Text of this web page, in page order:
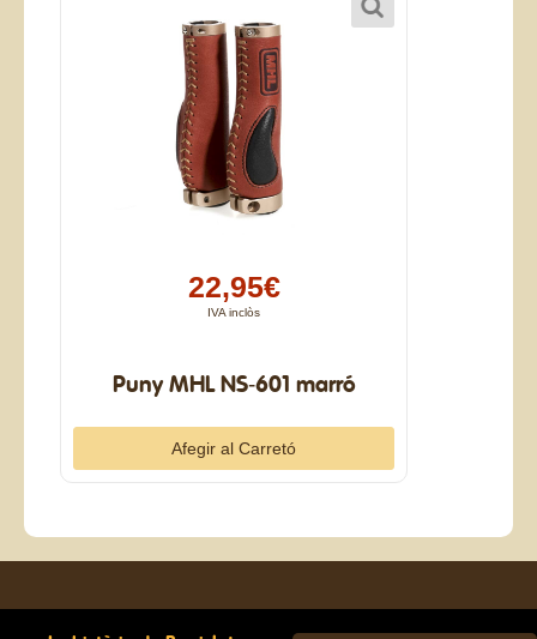
22,95€
IVA inclòs
Puny MHL NS-601 marró